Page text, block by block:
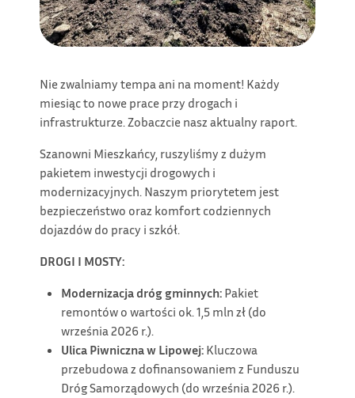
Nie zwalniamy tempa ani na moment! Każdy
miesiąc to nowe prace przy drogach i
infrastrukturze. Zobaczcie nasz aktualny raport.
Szanowni Mieszkańcy, ruszyliśmy z dużym
pakietem inwestycji drogowych i
modernizacyjnych. Naszym priorytetem jest
bezpieczeństwo oraz komfort codziennych
dojazdów do pracy i szkół.
DROGI I MOSTY:
Modernizacja dróg gminnych: Pakiet
remontów o wartości ok. 1,5 mln zł (do
września 2026 r.).
Ulica Piwniczna w Lipowej: Kluczowa
przebudowa z dofinansowaniem z Funduszu
Dróg Samorządowych (do września 2026 r.).